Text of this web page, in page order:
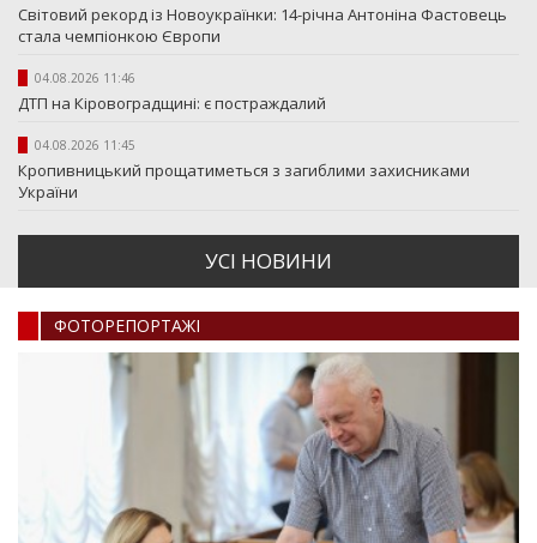
Світовий рекорд із Новоукраїнки: 14-річна Антоніна Фастовець
стала чемпіонкою Європи
04.08.2026 11:46
ДТП на Кіровоградщині: є постраждалий
04.08.2026 11:45
Кропивницький прощатиметься з загиблими захисниками
України
УСI НОВИНИ
ФОТОРЕПОРТАЖI